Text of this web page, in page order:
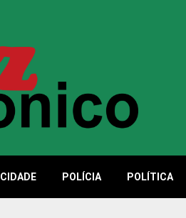
CIDADE POLÍCIA POLÍTICA